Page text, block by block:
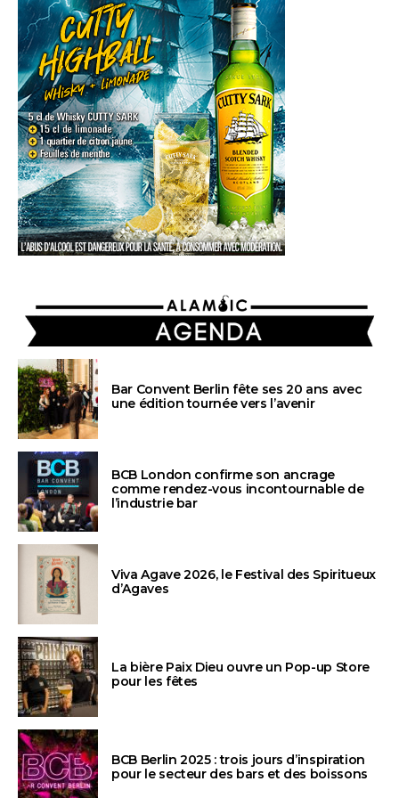
AGENDA
Bar Convent Berlin fête ses 20 ans avec
une édition tournée vers l’avenir
BCB London confirme son ancrage
comme rendez-vous incontournable de
l’industrie bar
Viva Agave 2026, le Festival des Spiritueux
d’Agaves
La bière Paix Dieu ouvre un Pop-up Store
pour les fêtes
BCB Berlin 2025 : trois jours d’inspiration
pour le secteur des bars et des boissons